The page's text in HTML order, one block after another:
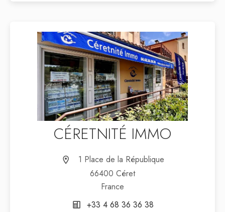
CÉRETNITÉ IMMO
1 Place de la République
66400 Céret
France
+33 4 68 36 36 38